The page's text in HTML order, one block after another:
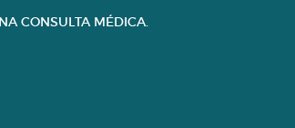
CONSULTA MÉDICA.